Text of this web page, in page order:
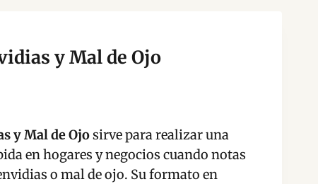
y Mal de Ojo
y Mal de Ojosirve para realizar una
en hogares y negocios cuando notas
o mal de ojo. Su formato en